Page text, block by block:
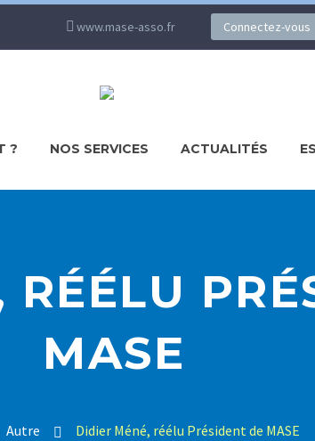
www.mase-asso.fr Connectez-vous
? NOS SERVICES ACTUALITÉS
MASE
Autre Didier Méné, réélu Président de MASE